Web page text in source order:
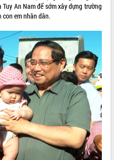
An Nam để sớm xây dựng trường
con em nhân dân.